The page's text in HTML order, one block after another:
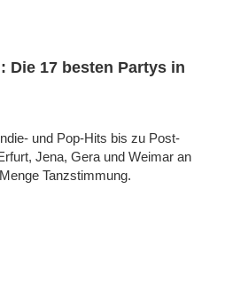
Die 17 besten Partys in
und Pop-Hits bis zu Post-
Jena, Gera und Weimar an
Tanzstimmung.